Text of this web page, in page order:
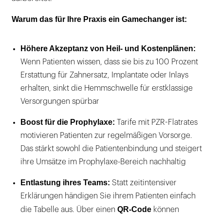
Warum das für Ihre Praxis ein Gamechanger ist:
Höhere Akzeptanz von Heil- und Kostenplänen:
Wenn Patienten wissen, dass sie bis zu 100 Prozent
Erstattung für Zahnersatz, Implantate oder Inlays
erhalten, sinkt die Hemmschwelle für erstklassige
Versorgungen spürbar
Boost für die Prophylaxe:
Tarife mit PZR-Flatrates
motivieren Patienten zur regelmäßigen Vorsorge.
Das stärkt sowohl die Patientenbindung und steigert
ihre Umsätze im Prophylaxe-Bereich nachhaltig
Entlastung ihres Teams: Statt zeitintensiver
Erklärungen händigen Sie ihrem Patienten einfach
die Tabelle aus. Über einen QR-Code können